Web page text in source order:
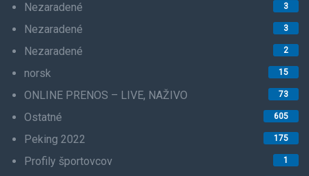
Nezaradené 3
Nezaradené 3
Nezaradené 2
norsk 15
ONLINE PRENOS – LIVE, NAŽIVO 73
Ostatné 605
Peking 2022 175
Profily športovcov 1